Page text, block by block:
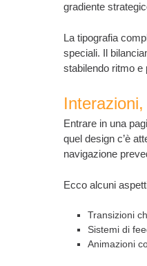
gradiente
La tipografia
speciali. Il
stabilendo ritmo e
Entrare in una
quel design c’è
navigazione
Ecco alcuni
Transizioni
Sistemi di
Animazioni